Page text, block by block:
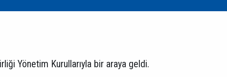
Yönetim Kurullarıyla bir araya geldi.